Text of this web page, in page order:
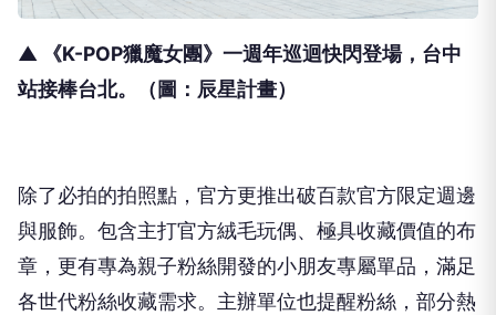
▲ 《K-POP獵魔女團》一週年巡迴快閃登場，台中
站接棒台北。（圖：辰星計畫）
除了必拍的拍照點，官方更推出破百款官方限定週邊
與服飾。 包含主打官方絨毛玩偶、極具收藏價值的布
章， 更有專為親子粉絲開發的小朋友專屬單品， 滿足
各世代粉絲收藏需求。主辦單位也提醒粉絲， 部分熱